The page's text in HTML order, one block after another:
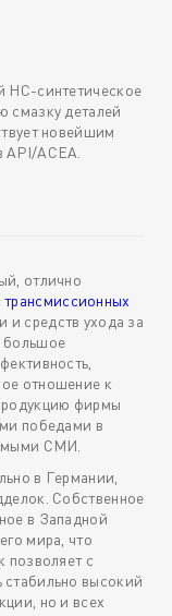
HC-синтетическое
смазку деталей
новейшим
ACEA.
отлично
трансмиссионных
и средств ухода за
большое
отношение к
фирмы
победами в
СМИ.
в Германии,
Собственное
в Западной
мира, что
позволяет с
высокий
но и всех